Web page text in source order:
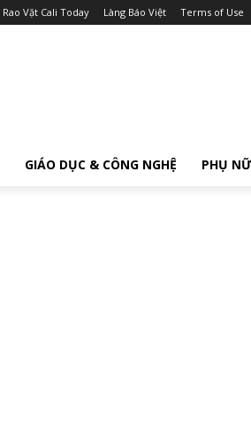
Rao Vặt Cali Today Làng Báo Việt Terms of Use
GIÁO DỤC & CÔNG NGHỆ PHỤ NỮ